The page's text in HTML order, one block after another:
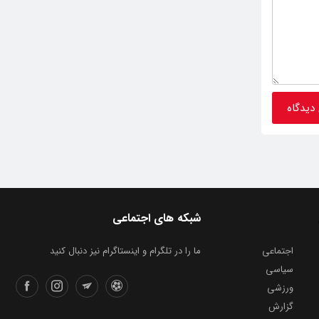
شبکه های اجتماعی
ما را در تلگرام و اینستاگرام نیز دنبال کنید
اجتماعی
سیاسی
ورزشی
گزارش